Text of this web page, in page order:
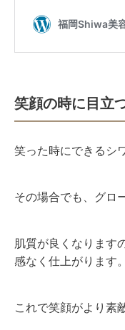
笑顔の時に目立
笑った時にできるシ
その場合でも、グロ
肌質が良くなります
感なく仕上がります。
これで笑顔がより素